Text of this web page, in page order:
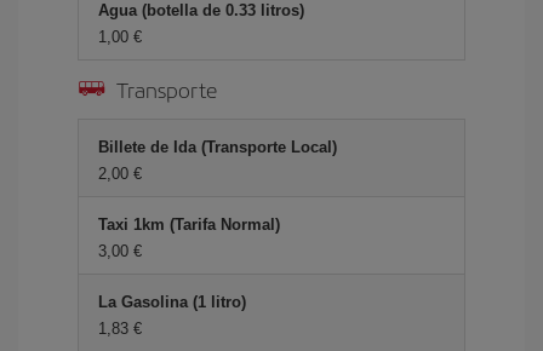
Agua (botella de 0.33 litros)
1,00 €
Transporte
Billete de Ida (Transporte Local)
2,00 €
Taxi 1km (Tarifa Normal)
3,00 €
La Gasolina (1 litro)
1,83 €